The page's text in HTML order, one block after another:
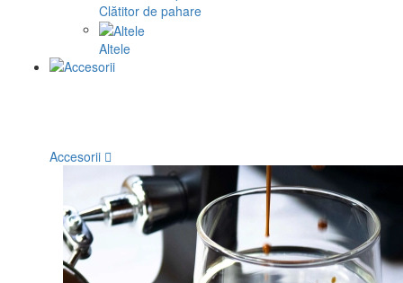
Clătitor de pahare
Altele
Accesorii